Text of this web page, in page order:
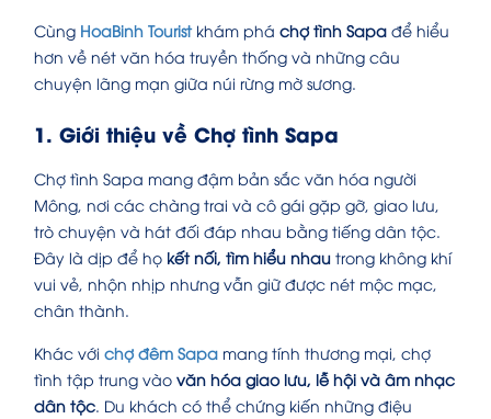
Cùng HoaBinh Touristkhám phá chợ tình Sapa để hiểu
hơn về nét văn hóa truyền thống và những câu
chuyện lãng mạn giữa núi rừng mờ sương.
1. Giới thiệu về Chợ tình Sapa
Chợ tình Sapa mang đậm bản sắc văn hóa người
Mông, nơi các chàng trai và cô gái gặp gỡ, giao lưu,
trò chuyện và hát đối đáp nhau bằng tiếng dân tộc.
Đây là dịp để họ kết nối, tìm hiểu nhau trong không khí
vui vẻ, nhộn nhịp nhưng vẫn giữ được nét mộc mạc,
chân thành.
Khác với chợ đêm Sapa mang tính thương mại, chợ
tình tập trung vào văn hóa giao lưu, lễ hội và âm nhạc
dân tộc. Du khách có thể chứng kiến những điệu